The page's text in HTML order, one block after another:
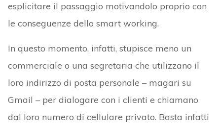
esplicitare il passaggio motivandolo proprio con
le conseguenze dello smart working.
In questo momento, infatti, stupisce meno un
commerciale o una segretaria che utilizzano il
loro indirizzo di posta personale – magari su
Gmail – per dialogare con i clienti e chiamano
dal loro numero di cellulare privato. Basta infatti